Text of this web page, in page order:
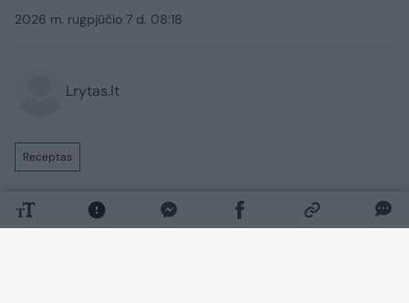
2026 m. rugpjūčio 7 d. 08:18
Lrytas.lt
Receptas
Vasarą vaisių pasirinkimas itin platus, kai
kurie vaisiai ir daržovės šiuo metu